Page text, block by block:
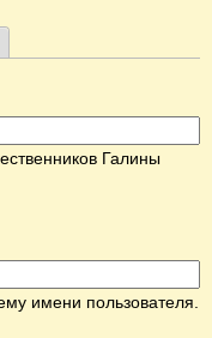
Галины
имени пользователя.